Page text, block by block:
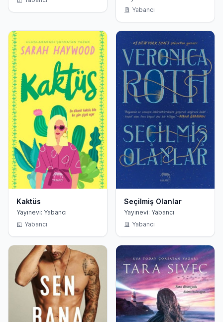
Yabancı
Kaktüs
Yayınevi: Yabancı
Yabancı
Seçilmiş Olanlar
Yayınevi: Yabancı
Yabancı